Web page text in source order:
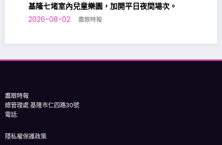
基隆七堵室內兒童樂園，加開平日夜間場次。
2026-08-02 鷹眼時報
鷹眼時報
總管理處:基隆市仁四路30號
電話:
隱私權保護政策